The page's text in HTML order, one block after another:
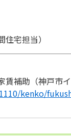
宅担当）
賃補助（神戸市
kenko/